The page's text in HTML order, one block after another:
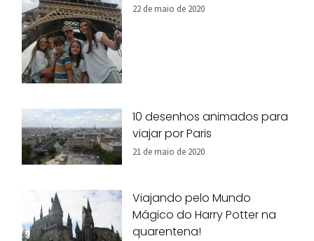
22 de maio de 2020
10 desenhos animados para
viajar por Paris
21 de maio de 2020
Viajando pelo Mundo
Mágico do Harry Potter na
quarentena!